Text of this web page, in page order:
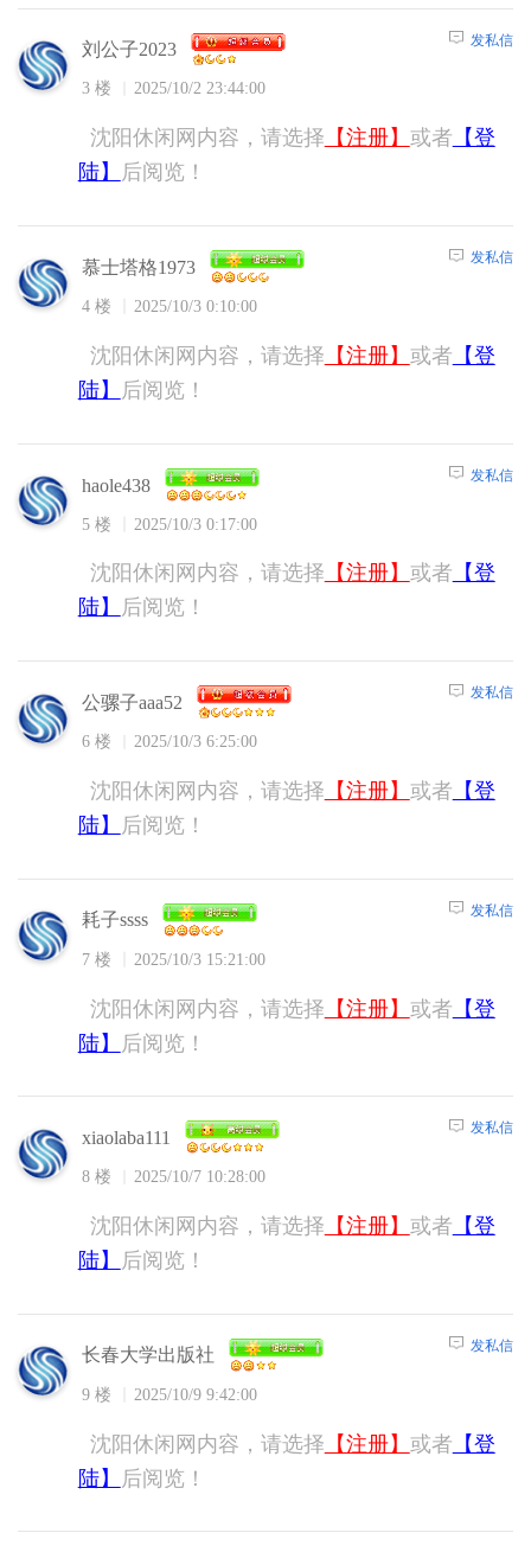
刘公子2023
3 楼 2025/10/2 23:44:00
发私信
沈阳休闲网内容，请选择 【注册】 或者 【登
陆】
后阅览！
慕士塔格1973
4 楼 2025/10/3 0:10:00
发私信
沈阳休闲网内容，请选择 【注册】 或者 【登
陆】
后阅览！
haole438
5 楼 2025/10/3 0:17:00
发私信
沈阳休闲网内容，请选择 【注册】 或者 【登
陆】
后阅览！
公骡子aaa52
6 楼 2025/10/3 6:25:00
发私信
沈阳休闲网内容，请选择 【注册】 或者 【登
陆】
后阅览！
耗子ssss
7 楼 2025/10/3 15:21:00
发私信
沈阳休闲网内容，请选择 【注册】 或者 【登
陆】
后阅览！
xiaolaba111
8 楼 2025/10/7 10:28:00
发私信
沈阳休闲网内容，请选择 【注册】 或者 【登
陆】
后阅览！
长春大学出版社
9 楼 2025/10/9 9:42:00
发私信
沈阳休闲网内容，请选择 【注册】 或者 【登
陆】
后阅览！